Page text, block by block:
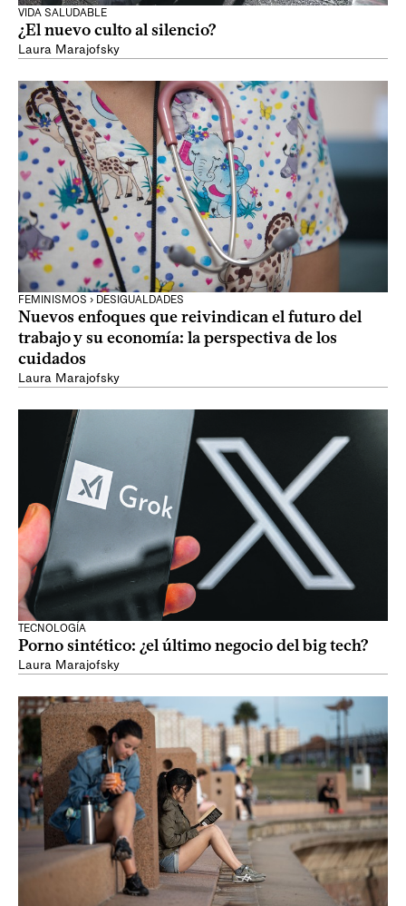
VIDA SALUDABLE
¿El nuevo culto al silencio?
Laura Marajofsky
FEMINISMOS › DESIGUALDADES
Nuevos enfoques que reivindican el futuro del
trabajo y su economía: la perspectiva de los
cuidados
Laura Marajofsky
TECNOLOGÍA
Porno sintético: ¿el último negocio del big tech?
Laura Marajofsky